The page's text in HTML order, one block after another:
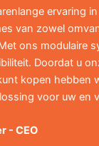
ervaring
van zowel
ons modulaire
Doordat u
kopen hebben
voor uw en
- CEO